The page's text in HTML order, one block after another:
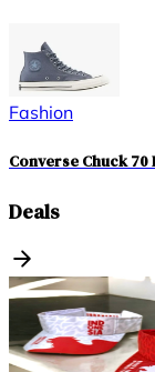
Fashion
Converse Chuck
Deals